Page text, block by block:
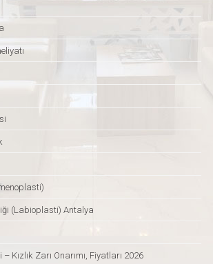
(Labioplasti) Antalya
Kızlık Zarı Onarımı, Fiyatları 2026